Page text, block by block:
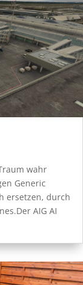
wahr
Generic
ersetzen, durch
AIG AI